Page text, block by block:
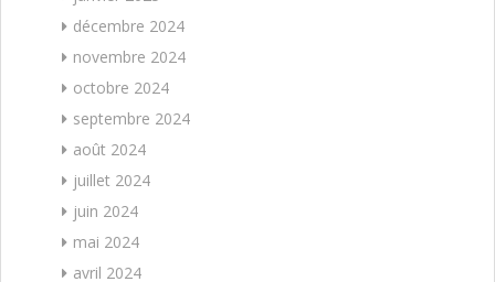
décembre 2024
novembre 2024
octobre 2024
septembre 2024
août 2024
juillet 2024
juin 2024
mai 2024
avril 2024